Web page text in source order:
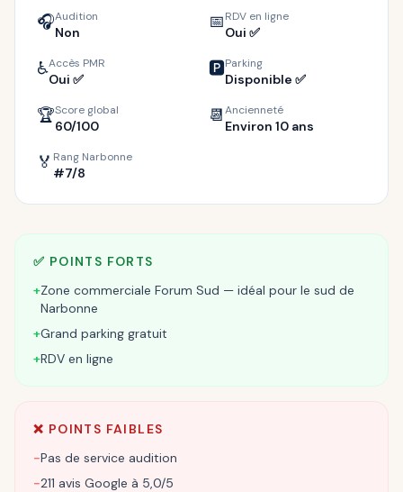
🎧Audition
Non 📅RDV en ligne
Oui ✅
♿Accès PMR
Oui ✅ 🅿️Parking
Disponible ✅
🏆Score global
60/100 📆Ancienneté
Environ 10 ans
🏅 Rang Narbonne
#7/8
✅ POINTS FORTS
+Zone commerciale Forum Sud — idéal pour le sud de
Narbonne
+Grand parking gratuit
+RDV en ligne
❌ POINTS FAIBLES
−Pas de service audition
−211 avis Google à 5,0/5